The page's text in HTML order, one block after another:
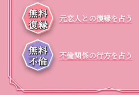
元恋人との復縁を占う
不倫関係の行方を占う